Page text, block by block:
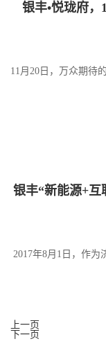
银丰•悦珑府，
11月20日，万众期待
银丰“新能源+互
2017年8月1日，作
上一页
下一页